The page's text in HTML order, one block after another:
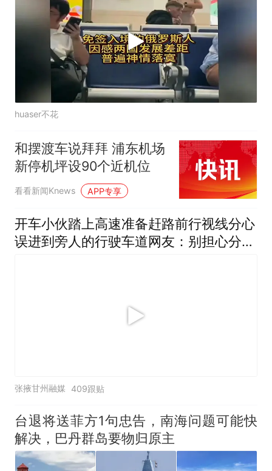
huaser不花
和摆渡车说拜拜 浦东机场
新停机坪设90个近机位
看看新闻Knews APP专享
开车小伙踏上高速准备赶路前行视线分心
误进到旁人的行驶车道网友：别担心分了
张掖甘州融媒 409跟贴
台退将送菲方1句忠告，南海问题可能快
解决，巴丹群岛要物归原主